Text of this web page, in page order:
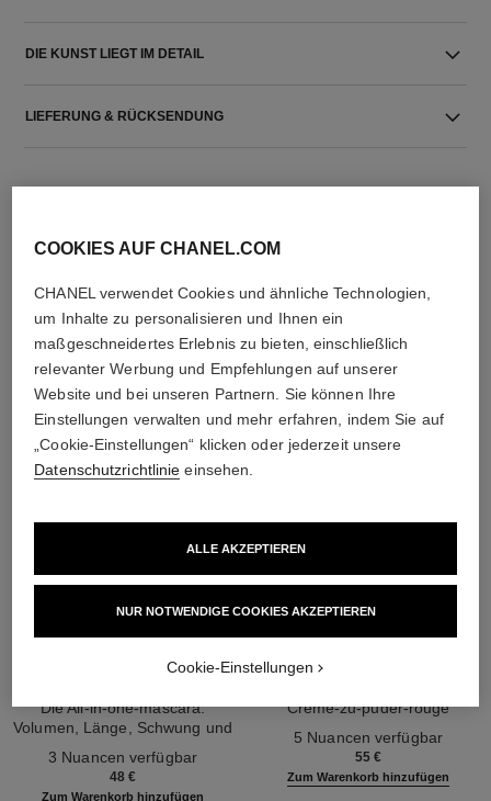
DIE KUNST LIEGT IM DETAIL
LIEFERUNG & RÜCKSENDUNG
DIE PERFEKTE KOMBINATION
Die All-in-one-mascara:
Volumen, Länge, Schwung und
3 Nuancen verfügbar
48 €
Zum Warenkorb hinzufügen
Creme-zu-puder-rouge
5 Nuancen verfügbar
55 €
Zum Warenkorb hinzufügen
COOKIES AUF CHANEL.COM
CHANEL verwendet Cookies und ähnliche Technologien,
um Inhalte zu personalisieren und Ihnen ein
maßgeschneidertes Erlebnis zu bieten, einschließlich
relevanter Werbung und Empfehlungen auf unserer
Website und bei unseren Partnern. Sie können Ihre
Einstellungen verwalten und mehr erfahren, indem Sie auf
„Cookie-Einstellungen“ klicken oder jederzeit unsere
Datenschutzrichtlinie einsehen.
NUR NOTWENDIGE COOKIES AKZEPTIEREN
ALLE AKZEPTIEREN
Cookie-Einstellungen